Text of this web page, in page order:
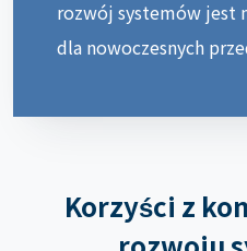
rozwój systemów jest
dla nowoczesnych
Korzyści z